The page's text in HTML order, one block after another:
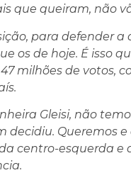
que queiram, não
para defender
os de hoje. É isso
milhões de votos,
Gleisi, não
decidiu. Queremos
centro-esquerda